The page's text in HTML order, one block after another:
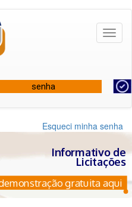
Esqueci minha senha
Informativo de
Licitações
gratuita aqui